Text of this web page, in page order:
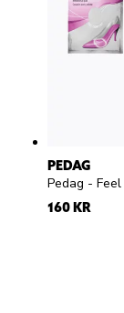
PEDAG
160 KR